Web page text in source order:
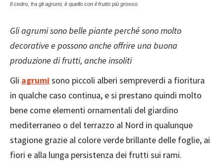
Il cedro, fra gli agrumi, è quello con il frutto più grosso.
Gli agrumi sono belle piante perché sono molto
decorative e possono anche offrire una buona
produzione di frutti, anche insoliti
Gli agrumi sono piccoli alberi sempreverdi a fioritura
in qualche caso continua, e si prestano quindi molto
bene come elementi ornamentali del giardino
mediterraneo o del terrazzo al Nord in qualunque
stagione grazie al colore verde brillante delle foglie, ai
fiori e alla lunga persistenza dei frutti sui rami.